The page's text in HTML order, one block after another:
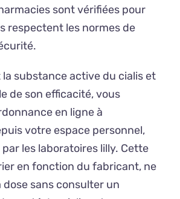
sont vérifiées pour
respectent les normes de
la substance active du cialis et
de son efficacité, vous
en ligne à
votre espace personnel,
les laboratoires lilly. Cette
en fonction du fabricant, ne
dose sans consulter un